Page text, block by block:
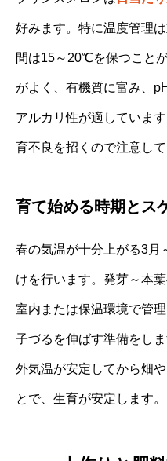
好みます。特に温度管理
間は15～20℃を保つこと
がよく、有機質に富み、
アルカリ性が適していま
育不良を招くので注意して
育て始める時期とス
春の気温が十分上がる3月
けを行います。発芽～本
室内または保温環境で管
子づるを伸ばす準備をし
外気温が安定してから畑
とで、生育が安定します。